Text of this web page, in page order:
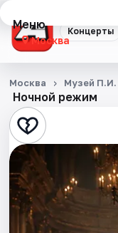
Концерты
Меню
Москва
Концерты
Театр
Стендап
Выставки
Квесты
Ночной режим
Москва Музей П.И.